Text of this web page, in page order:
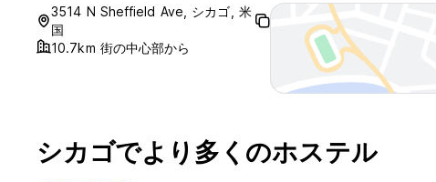
3514 N Sheffield Ave, シカゴ, 米
国
10.7km 街の中心部から
シカゴでより多くのホステル